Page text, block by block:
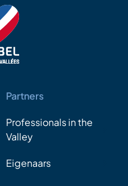
Partners
Professionals in the
Valley
Eigenaars